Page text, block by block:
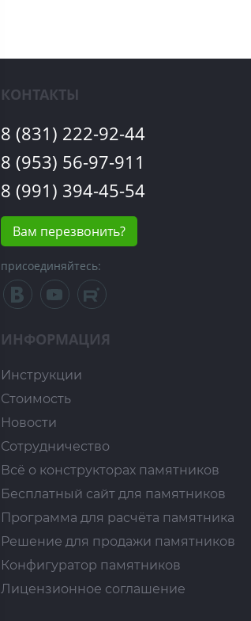
КОНТАКТЫ
8 (831) 222-92-44
8 (953) 56-97-911
8 (991) 394-45-54
Вам перезвонить?
присоединяйтесь:
ИНФОРМАЦИЯ
Инструкции
Стоимость
Новости
Сотрудничество
Всё о конструкторах памятников
Бесплатный сайт для памятников
Программа для расчёта памятника
Решение для продажи памятников
Конфигуратор памятников
Лицензионное соглашение